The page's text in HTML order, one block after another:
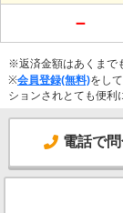
－
※返済金額はあくまで
※会員登録(無料)をし
ションされとても便利
電話で